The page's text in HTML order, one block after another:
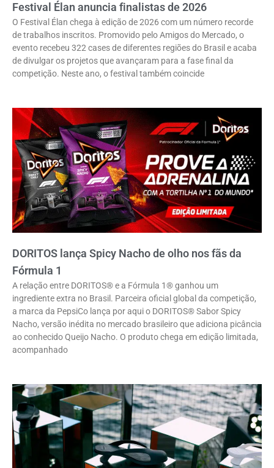
Festival Élan anuncia finalistas de 2026
O Festival Élan chega à edição de 2026 com um número recorde
de trabalhos inscritos. Promovido pelo Amigos do Mercado, o
evento recebeu 322 cases de diferentes regiões do Brasil e acaba
de divulgar os projetos que avançaram para a fase final da
competição. Neste ano, o festival também coincide
DORITOS lança Spicy Nacho de olho nos fãs da
Fórmula 1
A relação entre DORITOS® e a Fórmula 1® ganhou um
ingrediente extra no Brasil. Parceira oficial global da competição,
a marca da PepsiCo lança por aqui o DORITOS® Sabor Spicy
Nacho, versão inédita no mercado brasileiro que adiciona picância
ao conhecido Queijo Nacho. O produto chega em edição limitada,
acompanhado